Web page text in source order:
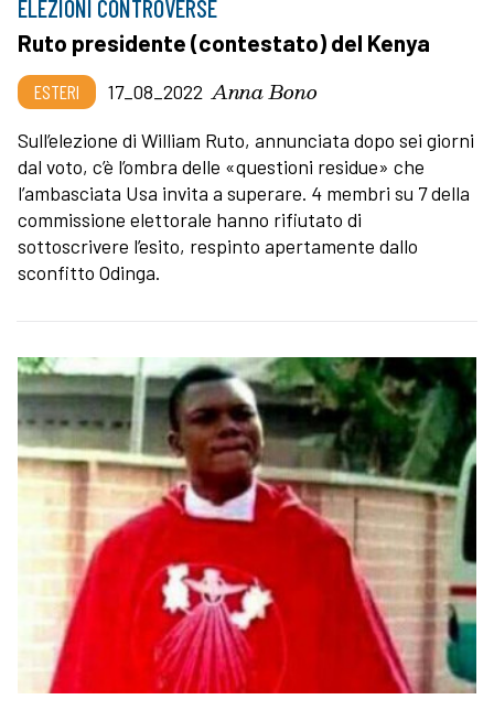
ELEZIONI CONTROVERSE
Ruto presidente (contestato) del Kenya
ESTERI 17_08_2022 Anna Bono
Sull’elezione di William Ruto, annunciata dopo sei giorni
dal voto, c’è l’ombra delle «questioni residue» che
l’ambasciata Usa invita a superare. 4 membri su 7 della
commissione elettorale hanno rifiutato di
sottoscrivere l’esito, respinto apertamente dallo
sconfitto Odinga.